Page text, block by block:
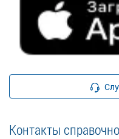
Контакты